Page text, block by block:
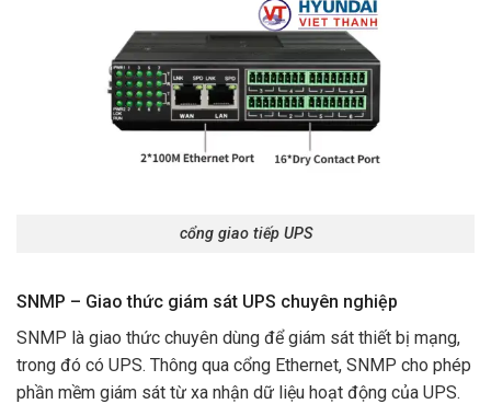
cổng giao tiếp UPS
SNMP – Giao thức giám sát UPS chuyên nghiệp
SNMP là giao thức chuyên dùng để giám sát thiết bị mạng,
trong đó có UPS. Thông qua cổng Ethernet, SNMP cho phép
phần mềm giám sát từ xa nhận dữ liệu hoạt động của UPS.